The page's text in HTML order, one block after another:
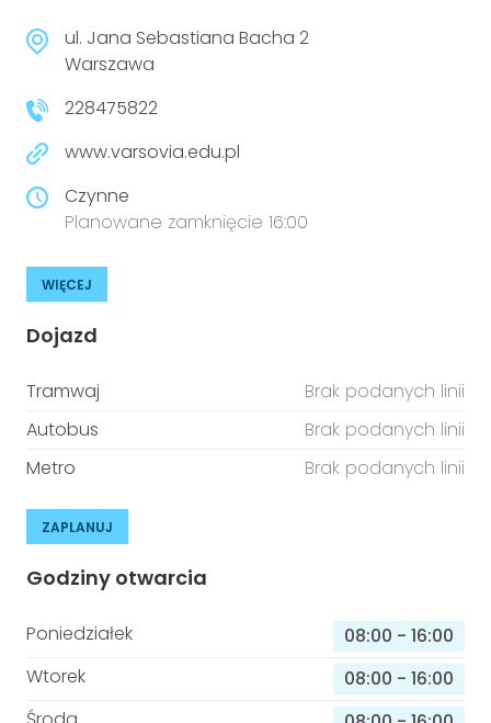
ul. Jana Sebastiana Bacha 2
Warszawa
228475822
www.varsovia.edu.pl
Czynne
Planowane zamknięcie 16:00
WIĘCEJ
Dojazd
Tramwaj
Brak podanych linii
Autobus
Brak podanych linii
Metro
Brak podanych linii
ZAPLANUJ
Godziny otwarcia
Poniedziałek 08:00 - 16:00
Wtorek
08:00 - 16:00